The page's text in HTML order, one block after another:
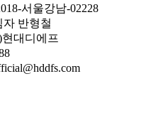
서울강남-02228
반형철
대디에프